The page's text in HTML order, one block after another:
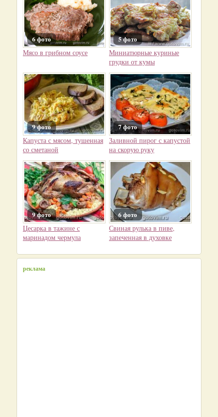
6 фото
Мясо в грибном соусе
5 фото
Миниатюрные куриные
грудки от кумы
9 фото
Капуста с мясом, тушенная
со сметаной
7 фото
Заливной пирог с капустой
на скорую руку
9 фото
Цесарка в тажине с
маринадом чермула
6 фото
Свиная рулька в пиве,
запеченная в духовке
реклама